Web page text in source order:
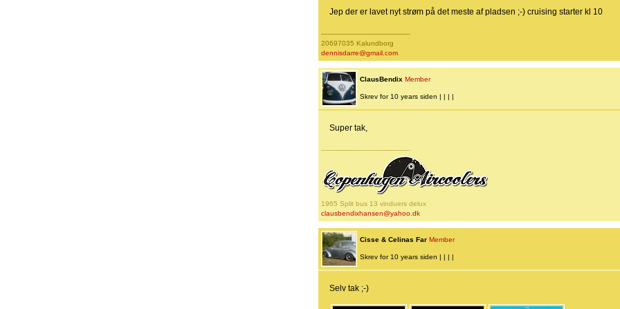
Jep der er lavet nyt strøm på det meste af pladsen ;-) cruising starter kl 10
-------------------------------------------
20697035 Kalundborg
dennisdarre@gmail.com
ClausBendix Member
Skrev for 10 years siden | | | |
Super tak,
-------------------------------------------
1965 Split bus 13 vinduers delux
clausbendixhansen@yahoo.dk
Cisse & Celinas Far Member
Skrev for 10 years siden | | | |
Selv tak ;-)